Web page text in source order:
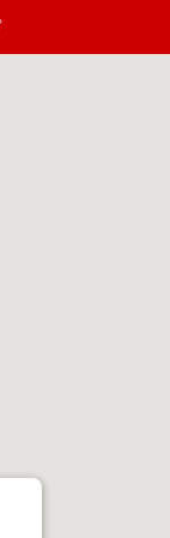
郵便局・日本郵政グループ